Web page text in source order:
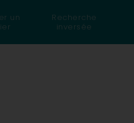
un
Recherche
inversée